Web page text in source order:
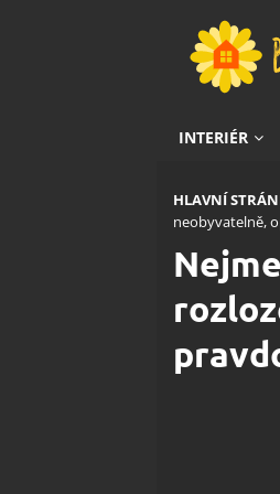
INTERIÉR
HLAVNÍ
neobyvatelně,